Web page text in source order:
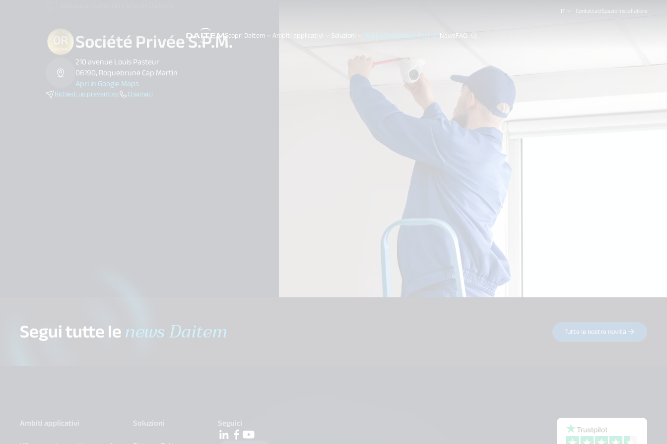
IT ContattaciSpazio Installatore
Scopri Daitem Ambiti applicativi Soluzioni Mappa Installatori PartnerNewsFAQ
search.label
Société Privée S.P.M.
210 avenue Louis Pasteur
06190, Roquebrune Cap Martin
Apri in Google Maps
Richiedi un preventivo Chiamaci
Segui tutte lenews Daitem Tutte le nostre novità
Ambiti applicativi
Soluzioni
Seguici